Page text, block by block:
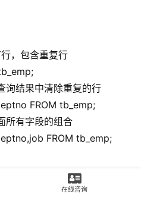
，包含重复行
结果中清除重复的行
FROM tb_emp;
有字段的组合
FROM tb_emp;
录
在线咨询